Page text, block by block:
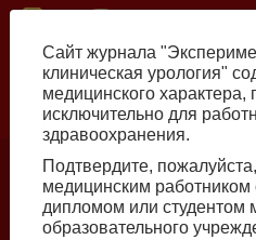
Перейти
основному
содержанию
Номер №2,
Сайт журнала
клиническая урология"
медицинского
исключительно для
здравоохранения.
Подтвердите,
медицинским
дипломом или студентом
образовательного